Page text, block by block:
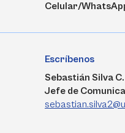
Celular/
Escríbenos
Sebastián Silva C.
Jefe de